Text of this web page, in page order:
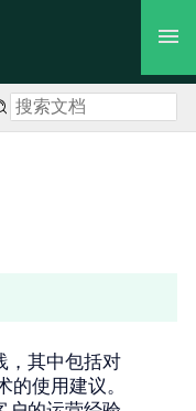
，其中包括对
使用建议。